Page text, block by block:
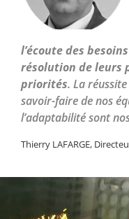
l’écoute des
résolution de leurs
priorités. La
savoir-faire de nos
l’adaptabilité sont
Thierry LAFARGE,